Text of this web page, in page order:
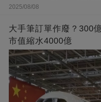
2025/08/08
大手筆訂單作廢？300
市值縮水4000億